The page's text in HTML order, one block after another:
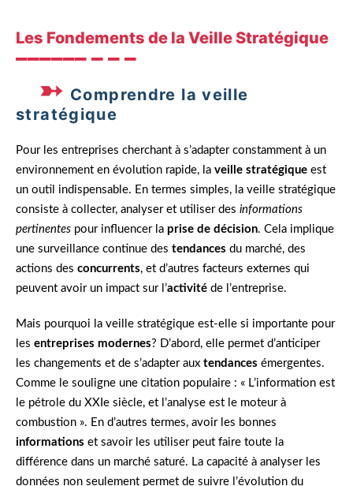
Les Fondements de la Veille Stratégique
Comprendre la veille
stratégique
Pour les entreprises cherchant à s’adapter constamment à un
environnement en évolution rapide, la veille stratégique est
un outil indispensable. En termes simples, la veille stratégique
consiste à collecter, analyser et utiliser des informations
pertinentes pour influencer la prise de décision. Cela implique
une surveillance continue des tendances du marché, des
actions des concurrents, et d’autres facteurs externes qui
peuvent avoir un impact sur l’activité de l’entreprise.
Mais pourquoi la veille stratégique est-elle si importante pour
les entreprises modernes? D’abord, elle permet d’anticiper
les changements et de s’adapter aux tendances émergentes.
Comme le souligne une citation populaire : « L’information est
le pétrole du XXIe siècle, et l’analyse est le moteur à
combustion ». En d’autres termes, avoir les bonnes
informations et savoir les utiliser peut faire toute la
différence dans un marché saturé. La capacité à analyser les
données non seulement permet de suivre l’évolution du